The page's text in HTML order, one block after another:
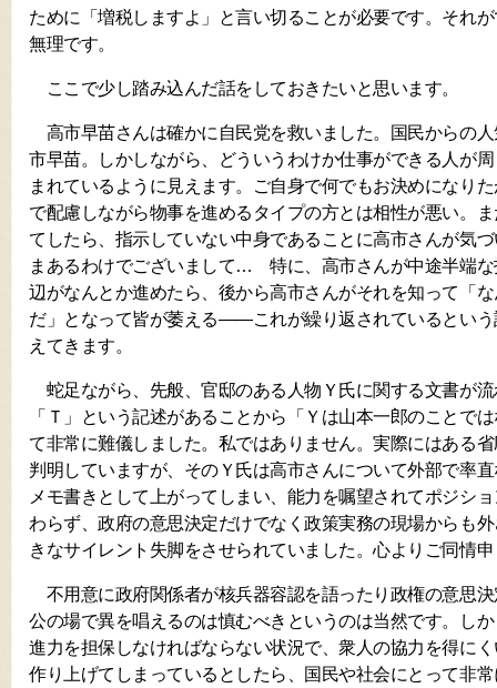
ために「増税しますよ」と言い切ることが必要です。それ
無理です。
ここで少し踏み込んだ話をしておきたいと思います。
高市早苗さんは確かに自民党を救いました。国民からの
市早苗。しかしながら、どういうわけか仕事ができる人が
まれているように見えます。ご自身で何でもお決めになり
で配慮しながら物事を進めるタイプの方とは相性が悪い。
てしたら、指示していない中身であることに高市さんが気
まあるわけでございまして… 特に、高市さんが中途半端な
辺がなんとか進めたら、後から高市さんがそれを知って「
だ」となって皆が萎える——これが繰り返されているとい
えてきます。
蛇足ながら、先般、官邸のある人物Ｙ氏に関する文書が
「Ｔ」という記述があることから「Ｙは山本一郎のことで
て非常に難儀しました。私ではありません。実際にはある
判明していますが、そのＹ氏は高市さんについて外部で率
メモ書きとして上がってしまい、能力を嘱望されてポジシ
わらず、政府の意思決定だけでなく政策実務の現場からも
きなサイレント失脚をさせられていました。心よりご同情
不用意に政府関係者が核兵器容認を語ったり政権の意思
公の場で異を唱えるのは慎むべきというのは当然です。し
進力を担保しなければならない状況で、衆人の協力を得に
作り上げてしまっているとしたら、国民や社会にとって非